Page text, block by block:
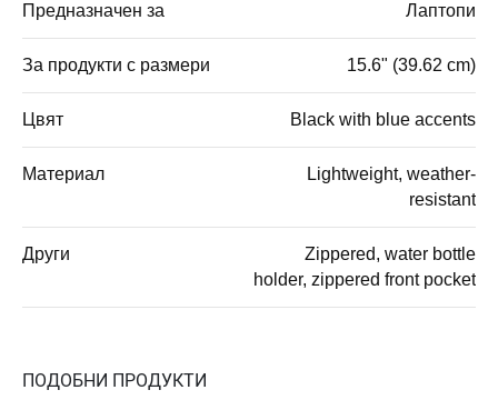
Предназначен за Лаптопи
За продукти с размери 15.6" (39.62 cm)
Цвят Black with blue accents
Материал
Lightweight, weather-
resistant
Други
Zippered, water bottle
holder, zippered front pocket
ПОДОБНИ ПРОДУКТИ